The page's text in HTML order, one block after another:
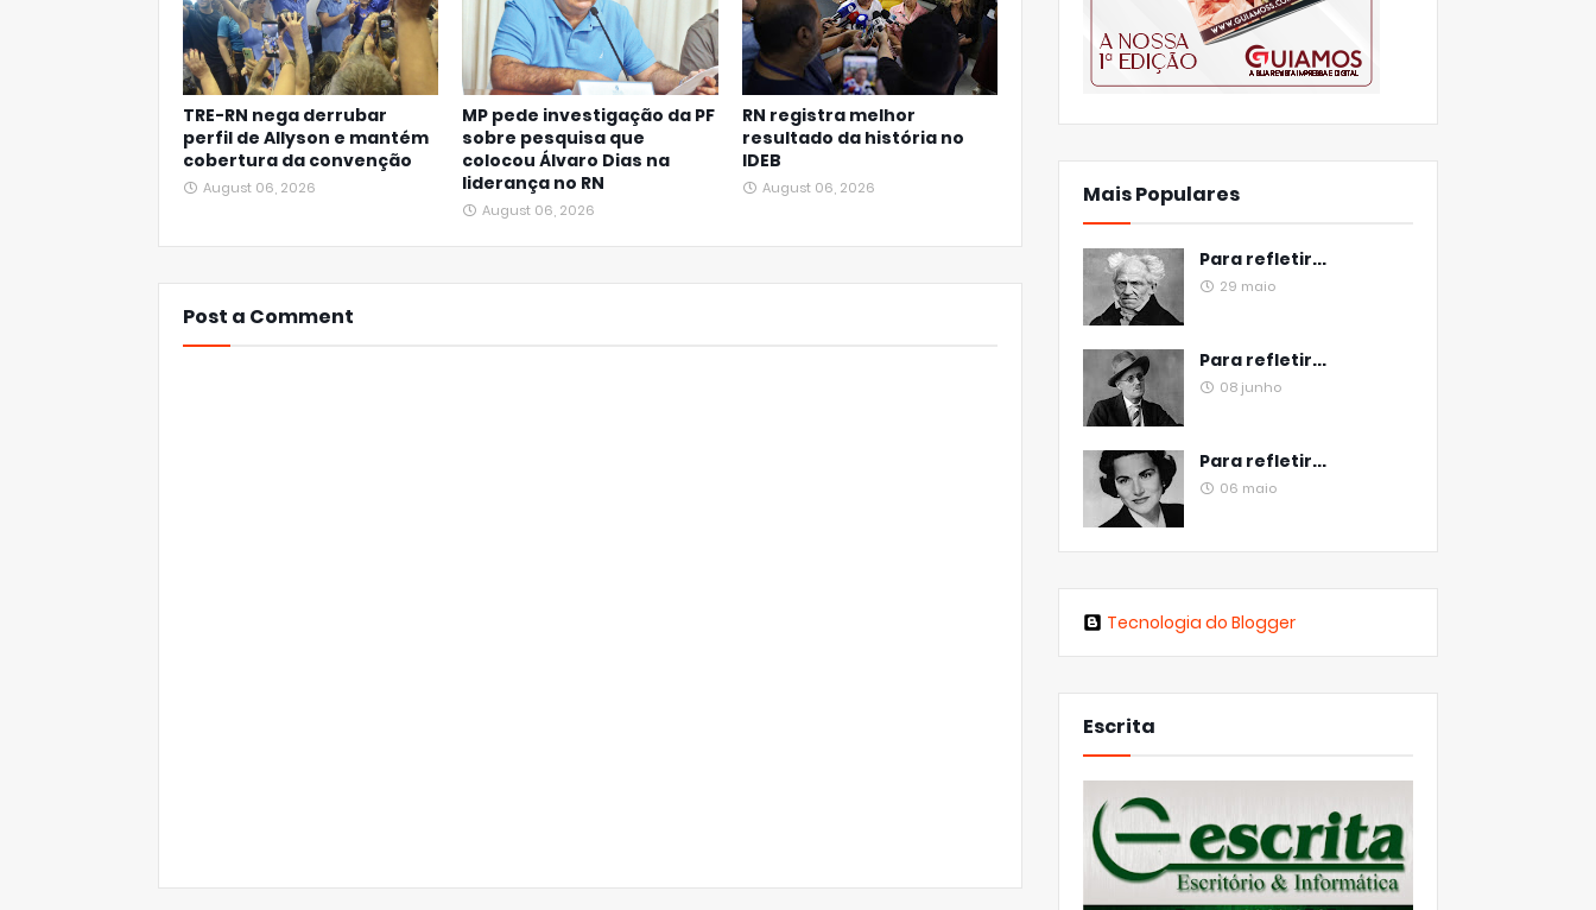
TRE-RN nega derrubar
perfil de Allyson e mantém
cobertura da convenção
August 06, 2026
MP pede investigação da PF
sobre pesquisa que
colocou Álvaro Dias na
liderança no RN
August 06, 2026
RN registra melhor
resultado da história no
IDEB
August 06, 2026
Post a Comment
Mais Populares
Para refletir...
29 maio
Para refletir...
08 junho
Para refletir...
06 maio
Tecnologia do Blogger
Escrita